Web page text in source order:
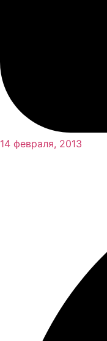
14 февраля, 2013